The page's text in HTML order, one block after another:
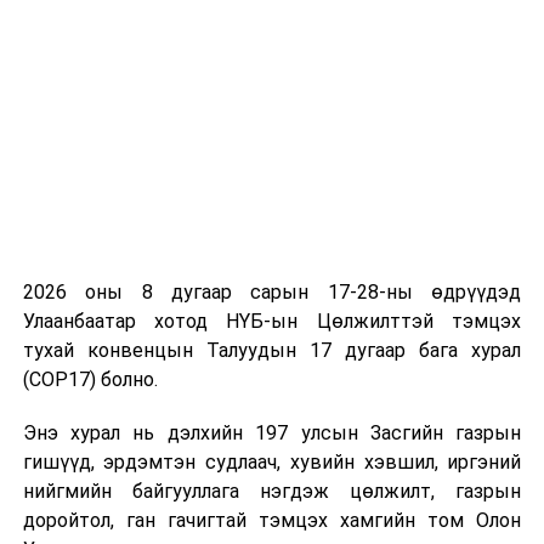
хэрэгжүүлж, Төв банкны бодлого, үйл ажиллагаа,
хэрэгжилтийг олон нийтэд нээлттэй, ил тод хүргэж
ажиллах зэрэг зорилтуудыг тусгаад байна.
онд баримтлах үндсэн чиглэлийн төслийг
боловсруулахдаа олон улсын байгууллагууд, төрийн
бус байгууллагуудын төлөөлөл, их сургуулиудын
багш, судлаачид, эдийн засагчдын дунд олон нийтийн
2026 оны 8 дугаар сарын 17-28-ны өдрүүдэд
Улаанбаатар хотод НҮБ-ын Цөлжилттэй тэмцэх
тухай конвенцын Талуудын 17 дугаар бага хурал
(COP17) болно.
Энэ хурал нь дэлхийн 197 улсын Засгийн газрын
гишүүд, эрдэмтэн судлаач, хувийн хэвшил, иргэний
нийгмийн байгууллага нэгдэж цөлжилт, газрын
доройтол, ган гачигтай тэмцэх хамгийн том Олон